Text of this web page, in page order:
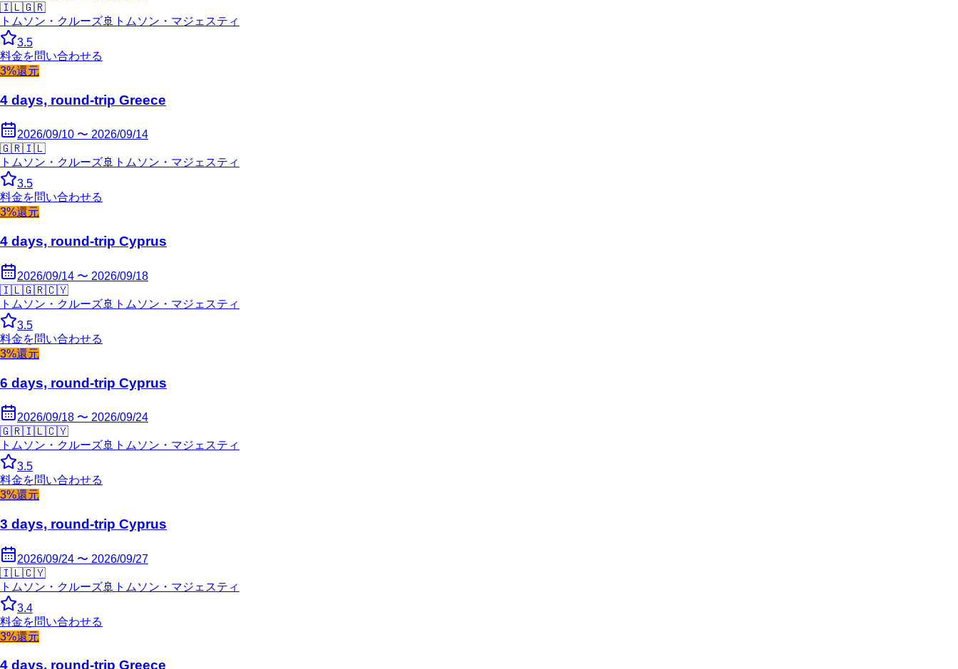
🇮🇱🇬🇷
トムソン・クルーズ🚢 トムソン・マジェスティ
3.5
料金を問い合わせる
3%還元
4 days, round-trip Greece
2026/09/10 〜 2026/09/14
🇬🇷🇮🇱
トムソン・クルーズ🚢 トムソン・マジェスティ
3.5
料金を問い合わせる
3%還元
4 days, round-trip Cyprus
2026/09/14 〜 2026/09/18
🇮🇱🇬🇷🇨🇾
トムソン・クルーズ🚢 トムソン・マジェスティ
3.5
料金を問い合わせる
3%還元
6 days, round-trip Cyprus
2026/09/18 〜 2026/09/24
🇬🇷🇮🇱🇨🇾
トムソン・クルーズ🚢 トムソン・マジェスティ
3.5
料金を問い合わせる
3%還元
3 days, round-trip Cyprus
2026/09/24 〜 2026/09/27
🇮🇱🇨🇾
トムソン・クルーズ🚢 トムソン・マジェスティ
3.4
料金を問い合わせる
3%還元
4 days, round-trip Greece